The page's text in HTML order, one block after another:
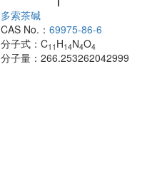
多索茶碱
CAS No.： 69975-86-6
分子式： C11 H14N4O4
分子量： 266.253262042999